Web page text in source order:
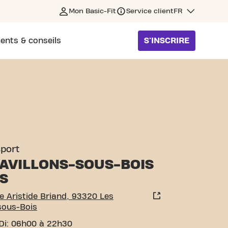
Mon Basic-Fit Service client FR
& conseils S'INSCRIRE
LES PAVILLONS-SOUS-
SOUS-BOIS
Aristide Briand, 93320 Les
Bois
06h00 à 22h30